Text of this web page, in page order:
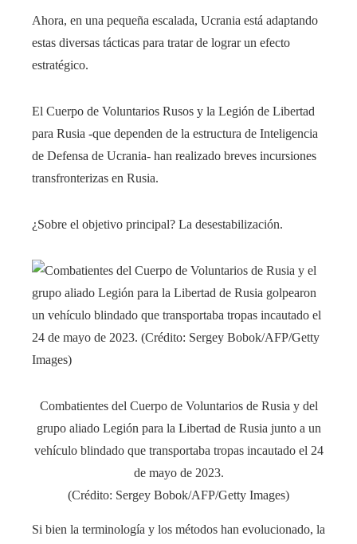
Ahora, en una pequeña escalada, Ucrania está adaptando
estas diversas tácticas para tratar de lograr un efecto
estratégico.
El Cuerpo de Voluntarios Rusos y la Legión de Libertad
para Rusia -que dependen de la estructura de Inteligencia
de Defensa de Ucrania- han realizado breves incursiones
transfronterizas en Rusia.
¿Sobre el objetivo principal? La desestabilización.
Combatientes del Cuerpo de Voluntarios de Rusia y del
grupo aliado Legión para la Libertad de Rusia junto a un
vehículo blindado que transportaba tropas incautado el 24
de mayo de 2023.
(Crédito: Sergey Bobok/AFP/Getty Images)
Si bien la terminología y los métodos han evolucionado, la